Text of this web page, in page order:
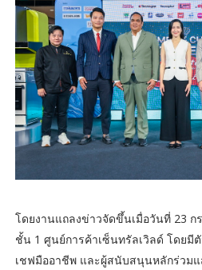
โดยงานแถลงข่าวจัดขึ้นเมื่อวันที่ 23
ชั้น 1 ศูนย์การค้าเซ็นทรัลเวิลด์ โดยมี
เชฟมืออาชีพ และผู้สนับสนุนหลักร่วม